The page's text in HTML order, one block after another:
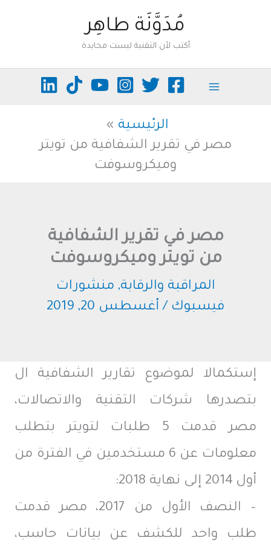
المحتوى
مُدَوَّنَة طاهِر
أكتب لأن التقنية ليست محايدة
الرئيسية
مصر في تقرير الشفافية من تويتر
وميكروسوفت
مصر في تقرير الشفافية
من تويتر وميكروسوفت
المراقبة والرقابة, منشورات
فيسبوك / أغسطس 20, 2019
إستكمالا لموضوع تقارير الشفافية ال
بتصدرها شركات التقنية والاتصالات،
مصر قدمت 5 طلبات لتويتر بتطلب
معلومات عن 6 مستخدمين في الفترة من
أول 2014 إلى نهاية 2018:
– النصف الأول من 2017، مصر قدمت
طلب واحد للكشف عن بيانات حاسب،